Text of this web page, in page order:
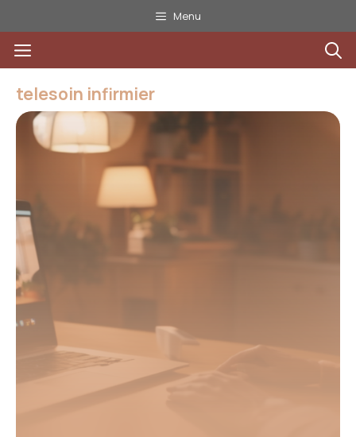
au
contenu
Menu
Menu
telesoin infirmier